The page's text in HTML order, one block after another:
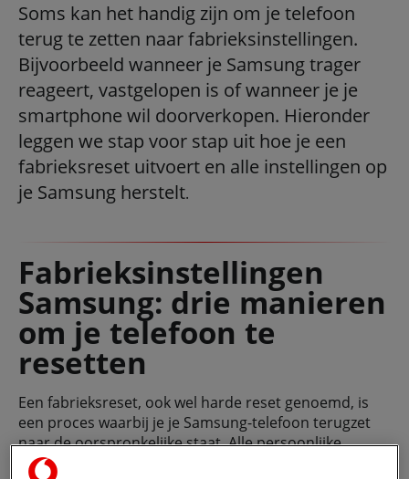
Soms kan het handig zijn om je telefoon
terug te zetten naar fabrieksinstellingen.
Bijvoorbeeld wanneer je Samsung trager
reageert, vastgelopen is of wanneer je je
smartphone wil doorverkopen. Hieronder
leggen we stap voor stap uit hoe je een
fabrieksreset uitvoert en alle instellingen op
je Samsung herstelt.
Fabrieksinstellingen
Samsung: drie manieren
om je telefoon te
resetten
Een fabrieksreset, ook wel harde reset genoemd, is
een proces waarbij je je Samsung-telefoon terugzet
naar de oorspronkelijke staat. Alle persoonlijke
gegevens, apps, instellingen en bestanden worden